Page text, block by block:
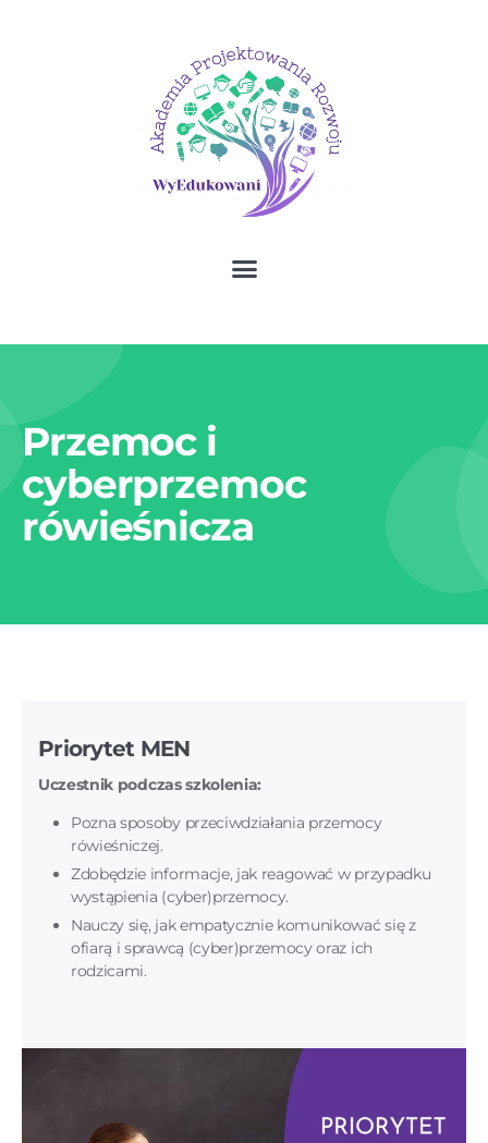
Przemoc i
cyberprzemoc
rówieśnicza
Priorytet MEN
Uczestnik podczas szkolenia:
Pozna sposoby przeciwdziałania przemocy
rówieśniczej.
Zdobędzie informacje, jak reagować w przypadku
wystąpienia (cyber)przemocy.
Nauczy się, jak empatycznie komunikować się z
ofiarą i sprawcą (cyber)przemocy oraz ich
rodzicami.